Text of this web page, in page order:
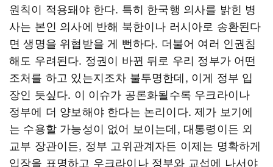
원칙이 적용돼야 한다. 특히 한국행 의사를 밝힌 병
사는 본인 의사에 반해 북한이나 러시아로 송환된다
면 생명을 위협받을 게 뻔하다. 더불어 여러 인권침
해도 우려된다. 정권이 바뀐 뒤로 우리 정부가 어떤
조처를 하고 있는지조차 불투명한데, 이게 정부 입
장인 듯싶다. 이 이슈가 공론화될수록 우크라이나
정부에 더 양보해야 한다는 논리이다. 제가 보기에
는 수용할 가능성이 없어 보이는데, 대통령이든 외
교부 장관이든, 정부 고위관계자든 이제는 명확하게
입장을 표명하고 우크라이나 정부와 교섭에 나서야